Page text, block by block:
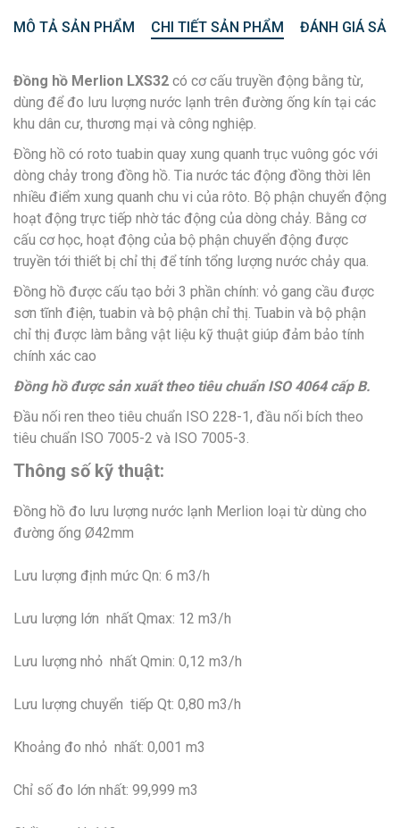
MÔ TẢ SẢN PHẨM CHI TIẾT SẢN PHẨM ĐÁNH GIÁ
Đồng hồ Merlion LXS32 có cơ cấu truyền động bằng từ,
dùng để đo lưu lượng nước lạnh trên đường ống kín tại các
khu dân cư, thương mại và công nghiệp.
Đồng hồ có roto tuabin quay xung quanh trục vuông góc với
dòng chảy trong đồng hồ. Tia nước tác động đồng thời lên
nhiều điểm xung quanh chu vi của rôto. Bộ phận chuyển động
hoạt động trực tiếp nhờ tác động của dòng chảy. Bằng cơ
cấu cơ học, hoạt động của bộ phận chuyển động được
truyền tới thiết bị chỉ thị để tính tổng lượng nước chảy qua.
Đồng hồ được cấu tạo bởi 3 phần chính: vỏ gang cầu được
sơn tĩnh điện, tuabin và bộ phận chỉ thị. Tuabin và bộ phận
chỉ thị được làm bằng vật liệu kỹ thuật giúp đảm bảo tính
chính xác cao
Đồng hồ được sản xuất theo tiêu chuẩn ISO 4064 cấp B.
Đầu nối ren theo tiêu chuẩn ISO 228-1, đầu nối bích theo
tiêu chuẩn ISO 7005-2 và ISO 7005-3.
Thông số kỹ thuật:
Đồng hồ đo lưu lượng nước lạnh Merlion loại từ dùng cho
đường ống Ø42mm
Lưu lượng định mức Qn: 6 m3/h
Lưu lượng lớn nhất Qmax: 12 m3/h
Lưu lượng nhỏ nhất Qmin: 0,12 m3/h
Lưu lượng chuyển tiếp Qt: 0,80 m3/h
Khoảng đo nhỏ nhất: 0,001 m3
Chỉ số đo lớn nhất: 99,999 m3